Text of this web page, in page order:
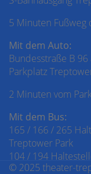
5 Minuten Fußweg
Mit dem Auto:
Bundesstraße B
Parkplatz
2 Minuten vom
Mit dem Bus:
165 / 166 / 265
Treptower Park
104 / 194
© 2025 theater-